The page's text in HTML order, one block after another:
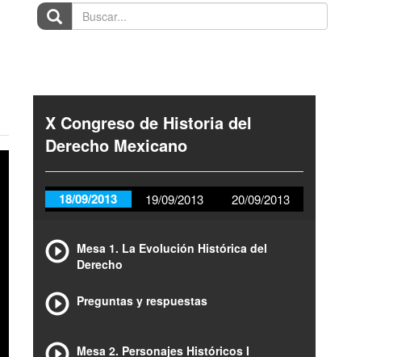
Buscar...
X Congreso de Historia del
Derecho Mexicano
18/09/2013 19/09/2013 20/09/2013
Mesa 1. La Evolución Histórica del
Derecho
Preguntas y respuestas
Mesa 2. Personajes Históricos I